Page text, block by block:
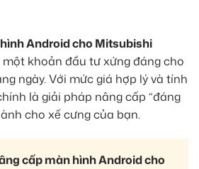
Android cho Mitsubishi
một khoản đầu tư xứng đáng cho
ngày. Với mức giá hợp lý và tính
là giải pháp nâng cấp “đáng
cho xế cưng của bạn.
cấp màn hình Android cho